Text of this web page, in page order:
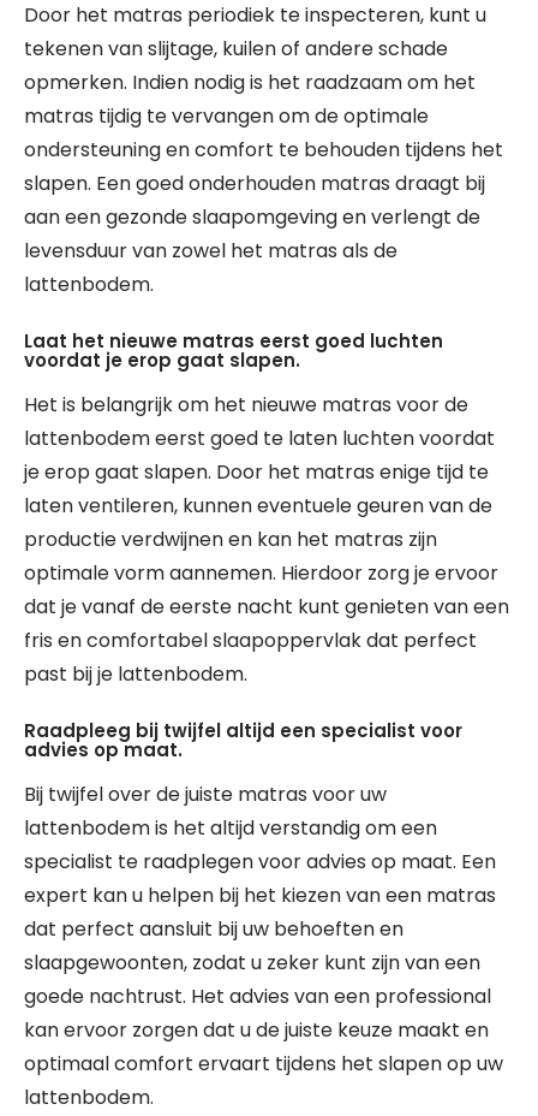
Door het matras periodiek te inspecteren, kunt u
tekenen van slijtage, kuilen of andere schade
opmerken. Indien nodig is het raadzaam om het
matras tijdig te vervangen om de optimale
ondersteuning en comfort te behouden tijdens het
slapen. Een goed onderhouden matras draagt bij
aan een gezonde slaapomgeving en verlengt de
levensduur van zowel het matras als de
lattenbodem.
Laat het nieuwe matras eerst goed luchten
voordat je erop gaat slapen.
Het is belangrijk om het nieuwe matras voor de
lattenbodem eerst goed te laten luchten voordat
je erop gaat slapen. Door het matras enige tijd te
laten ventileren, kunnen eventuele geuren van de
productie verdwijnen en kan het matras zijn
optimale vorm aannemen. Hierdoor zorg je ervoor
dat je vanaf de eerste nacht kunt genieten van een
fris en comfortabel slaapoppervlak dat perfect
past bij je lattenbodem.
Raadpleeg bij twijfel altijd een specialist voor
advies op maat.
Bij twijfel over de juiste matras voor uw
lattenbodem is het altijd verstandig om een
specialist te raadplegen voor advies op maat. Een
expert kan u helpen bij het kiezen van een matras
dat perfect aansluit bij uw behoeften en
slaapgewoonten, zodat u zeker kunt zijn van een
goede nachtrust. Het advies van een professional
kan ervoor zorgen dat u de juiste keuze maakt en
optimaal comfort ervaart tijdens het slapen op uw
lattenbodem.